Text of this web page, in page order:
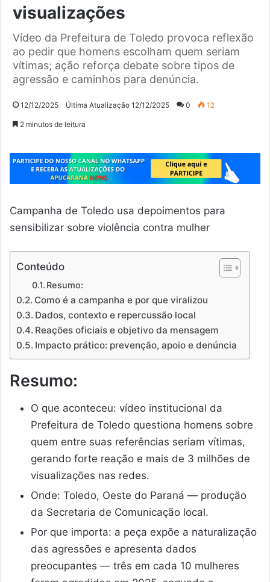
visualizações
Vídeo da Prefeitura de Toledo provoca reflexão
ao pedir que homens escolham quem seriam
vítimas; ação reforça debate sobre tipos de
agressão e caminhos para denúncia.
12/12/2025 Última Atualização 12/12/2025 0 12
2 minutos de leitura
Campanha de Toledo usa depoimentos para
sensibilizar sobre violência contra mulher
Conteúdo
Resumo:
Como é a campanha e por que viralizou
Dados, contexto e repercussão local
Reações oficiais e objetivo da mensagem
Impacto prático: prevenção, apoio e denúncia
Resumo:
O que aconteceu: vídeo institucional da
Prefeitura de Toledo questiona homens sobre
quem entre suas referências seriam vítimas,
gerando forte reação e mais de 3 milhões de
visualizações nas redes.
Onde: Toledo, Oeste do Paraná — produção
da Secretaria de Comunicação local.
Por que importa: a peça expõe a naturalização
das agressões e apresenta dados
preocupantes — três em cada 10 mulheres